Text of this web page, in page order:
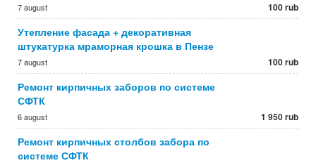
7 august 100 rub
Утепление фасада + декоративная
штукатурка мраморная крошка в Пензе
7 august 100 rub
Ремонт кирпичных заборов по системе
СФТК
6 august 1 950 rub
Ремонт кирпичных столбов забора по
системе СФТК